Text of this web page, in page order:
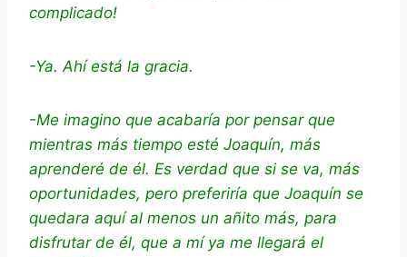
complicado!
-Ya. Ahí está la gracia.
-Me imagino que acabaría por pensar que
mientras más tiempo esté Joaquín, más
aprenderé de él. Es verdad que si se va, más
oportunidades, pero preferiría que Joaquín se
quedara aquí al menos un añito más, para
disfrutar de él, que a mí ya me llegará el